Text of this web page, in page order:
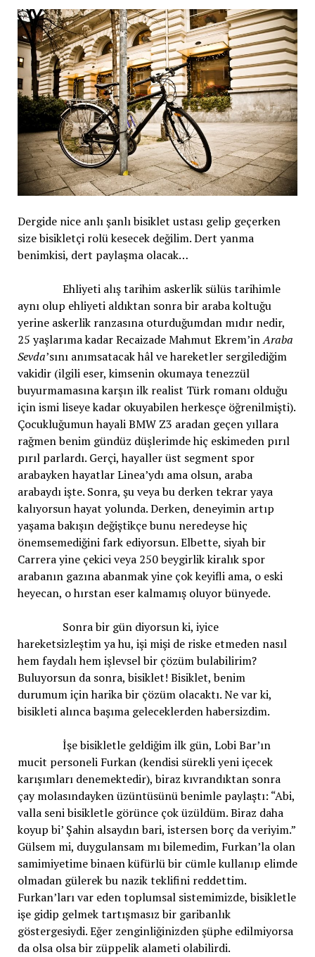
Dergide nice anlı şanlı bisiklet ustası gelip geçerken
size bisikletçi rolü kesecek değilim. Dert yanma
benimkisi, dert paylaşma olacak…
Ehliyeti alış tarihim askerlik sülüs tarihimle
aynı olup ehliyeti aldıktan sonra bir araba koltuğu
yerine askerlik ranzasına oturduğumdan mıdır nedir,
25 yaşlarıma kadar Recaizade Mahmut Ekrem’inAraba
Sevda’sını anımsatacak hâl ve hareketler sergilediğim
vakidir (ilgili eser, kimsenin okumaya tenezzül
buyurmamasına karşın ilk realist Türk romanı olduğu
için ismi liseye kadar okuyabilen herkesçe öğrenilmişti).
Çocukluğumun hayali BMW Z3 aradan geçen yıllara
rağmen benim gündüz düşlerimde hiç eskimeden pırıl
pırıl parlardı. Gerçi, hayaller üst segment spor
arabayken hayatlar Linea’ydı ama olsun, araba
arabaydı işte. Sonra, şu veya bu derken tekrar yaya
kalıyorsun hayat yolunda. Derken, deneyimin artıp
yaşama bakışın değiştikçe bunu neredeyse hiç
önemsemediğini fark ediyorsun. Elbette, siyah bir
Carrera yine çekici veya 250 beygirlik kiralık spor
arabanın gazına abanmak yine çok keyifli ama, o eski
heyecan, o hırstan eser kalmamış oluyor bünyede.
Sonra bir gün diyorsun ki, iyice
hareketsizleştim ya hu, işi mişi de riske etmeden nasıl
hem faydalı hem işlevsel bir çözüm bulabilirim?
Buluyorsun da sonra, bisiklet! Bisiklet, benim
durumum için harika bir çözüm olacaktı. Ne var ki,
bisikleti alınca başıma geleceklerden habersizdim.
İşe bisikletle geldiğim ilk gün, Lobi Bar’ın
mucit personeli Furkan (kendisi sürekli yeni içecek
karışımları denemektedir), biraz kıvrandıktan sonra
çay molasındayken üzüntüsünü benimle paylaştı: “Abi,
valla seni bisikletle görünce çok üzüldüm. Biraz daha
koyup bi’ Şahin alsaydın bari, istersen borç da veriyim.”
Gülsem mi, duygulansam mı bilemedim, Furkan’la olan
samimiyetime binaen küfürlü bir cümle kullanıp elimde
olmadan gülerek bu nazik teklifini reddettim.
Furkan’ları var eden toplumsal sistemimizde, bisikletle
işe gidip gelmek tartışmasız bir garibanlık
göstergesiydi. Eğer zenginliğinizden şüphe edilmiyorsa
da olsa olsa bir züppelik alameti olabilirdi.